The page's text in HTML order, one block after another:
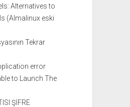
Alternatives to
(Almalinux eski
Tekrar
error
to Launch The
ŞİFRE